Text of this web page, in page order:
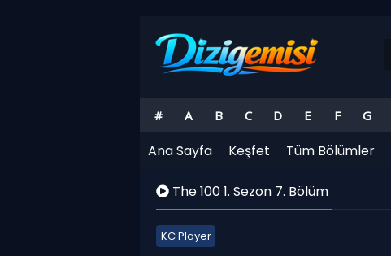
# A B C D E F G
Ana Sayfa Keşfet Tüm Bölümler
The 100 1. Sezon 7. Bölüm
KC Player